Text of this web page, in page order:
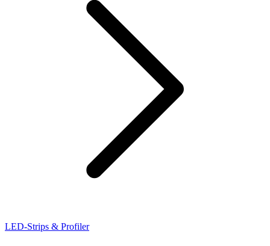
LED-Strips & Profiler